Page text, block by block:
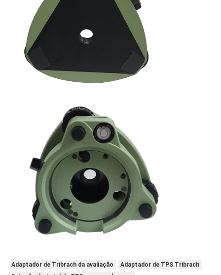
Adaptador de Tribrach da avaliação
Adaptador de TPS Tribrach